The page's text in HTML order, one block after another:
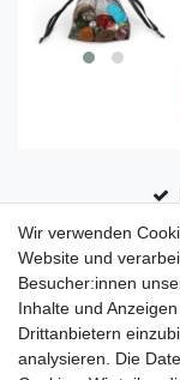
Top Marken
Wir verwenden
Website und
Besucher:innen
Inhalte und
Drittanbietern
analysieren. Die